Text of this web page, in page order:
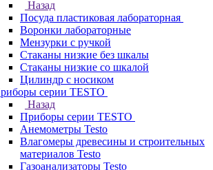
Назад
Посуда пластиковая лабораторная
Воронки лабораторные
Мензурки с ручкой
Стаканы низкие без шкалы
Стаканы низкие со шкалой
Цилиндр с носиком
серии TESTO
Назад
Приборы серии TESTO
Анемометры Testo
Влагомеры древесины и строительных
материалов Testo
Газоанализаторы Testo